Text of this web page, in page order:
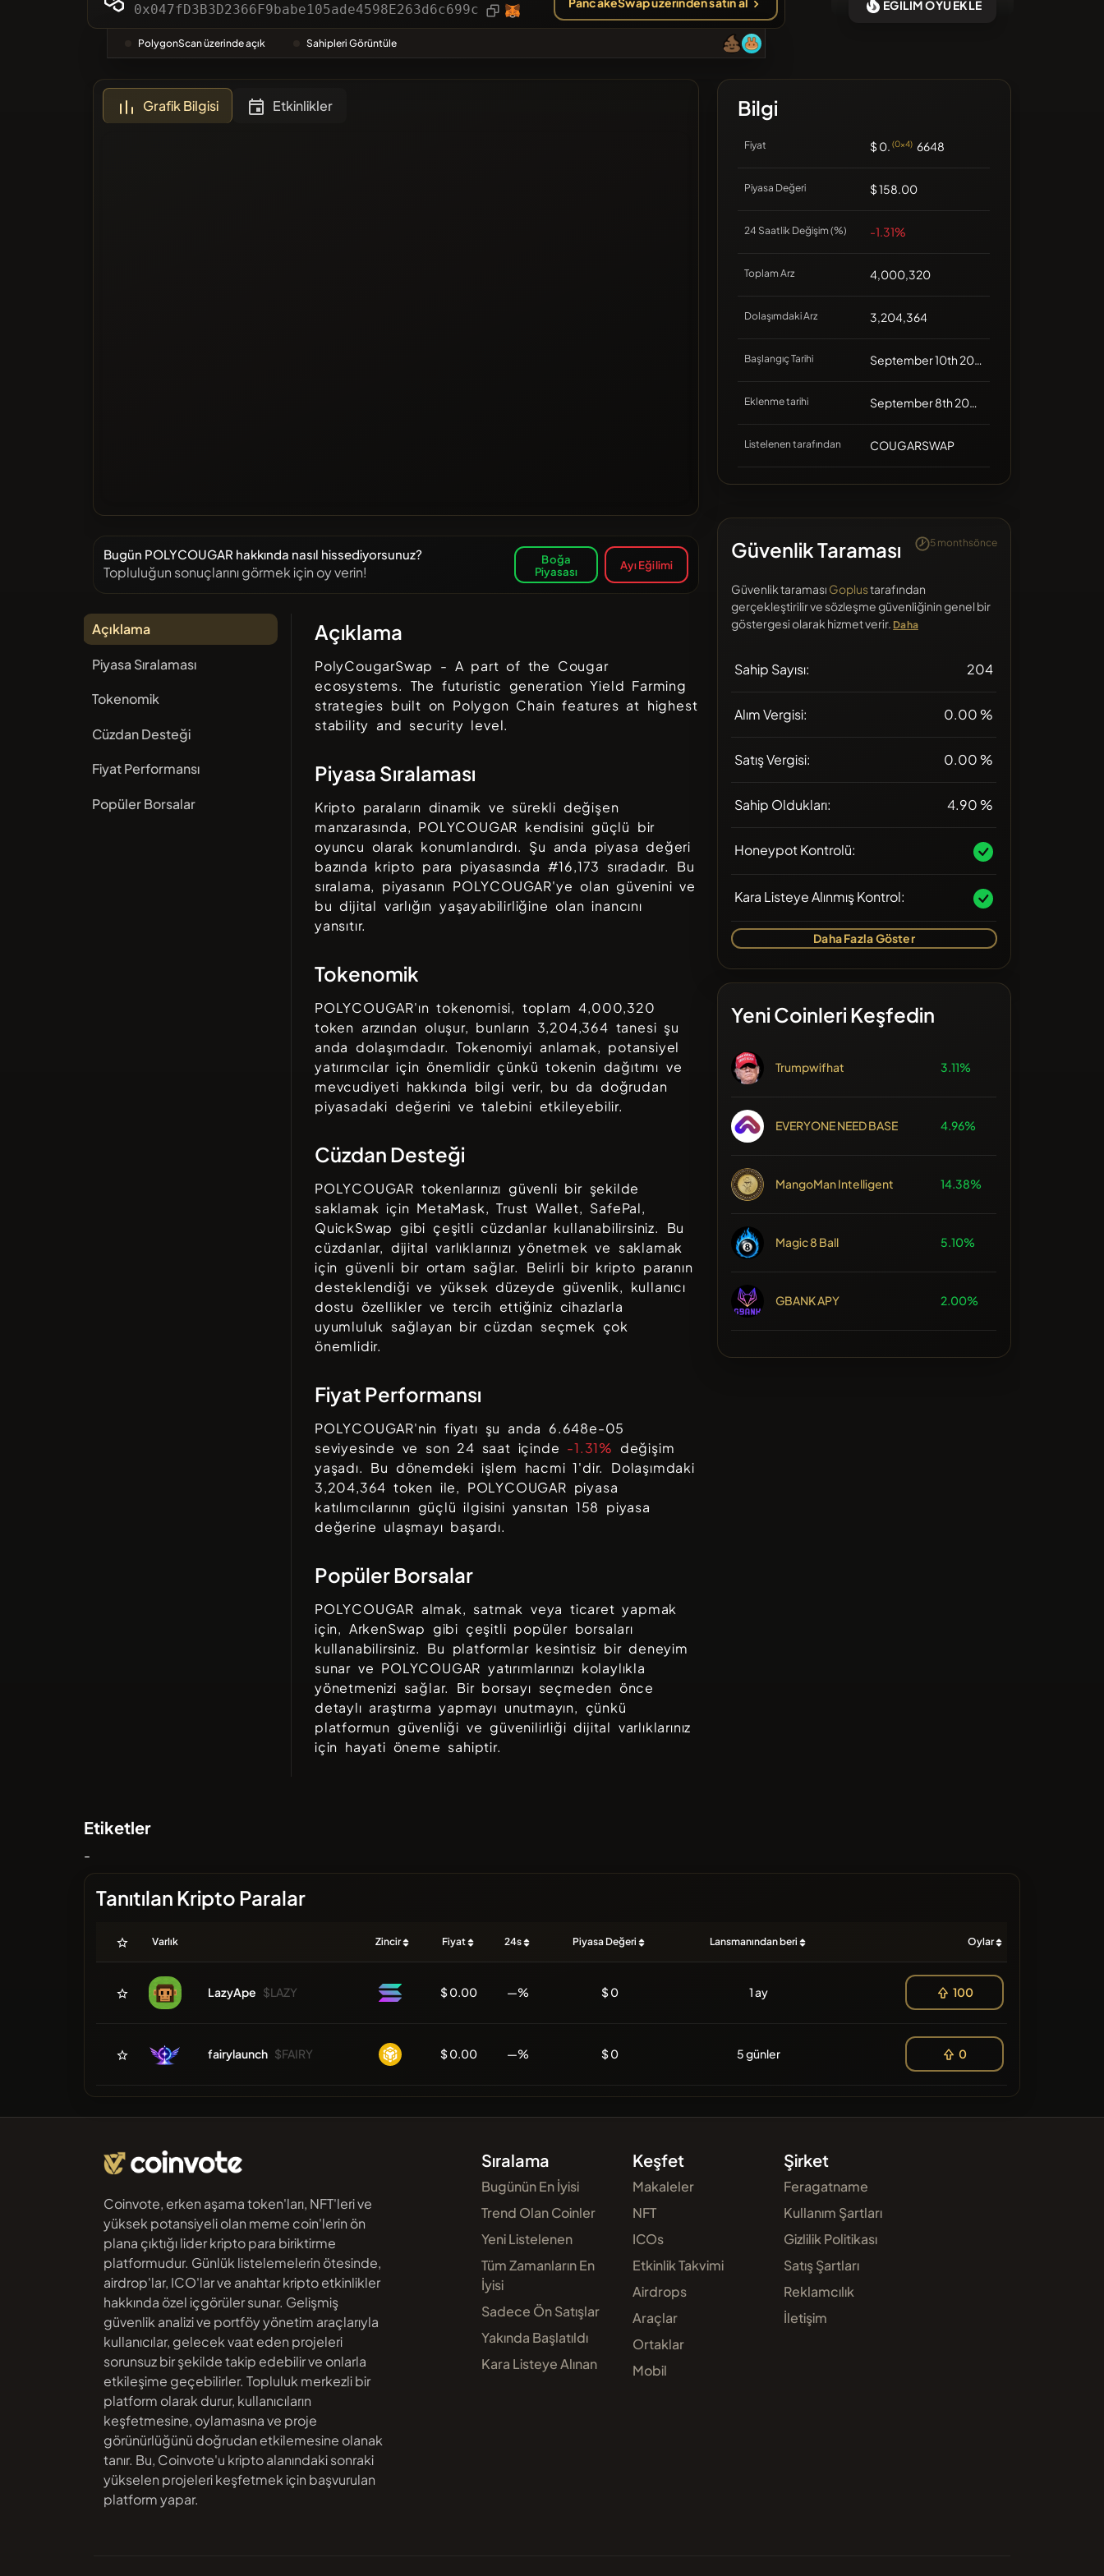
Kategoriler
En Çok Oy Alan
Kara Listeye Alınan
Makale ❌Son zamanlarda eklenen coin yok
0x047fD3B3D2366F9babe105ade4598E263d6c699c
PolygonScan üzerinde açık Sahipleri Görüntüle
EĞİLİM OYU EKLE
Grafik Bilgisi Etkinlikler
Bugün POLYCOUGAR hakkında nasıl hissediyorsunuz?
Topluluğun sonuçlarını görmek için oy verin!
Boğa
Piyasası
Ayı Eğilimi
Açıklama
Piyasa Sıralaması
Tokenomik
Cüzdan Desteği
Fiyat Performansı
Popüler Borsalar
Açıklama
PolyCougarSwap - A part of the Cougar
ecosystems. The futuristic generation Yield Farming
strategies built on Polygon Chain features at highest
stability and security level.
Piyasa Sıralaması
Kripto paraların dinamik ve sürekli değişen
manzarasında, POLYCOUGAR kendisini güçlü bir
oyuncu olarak konumlandırdı. Şu anda piyasa değeri
bazında kripto para piyasasında #16,173 sıradadır. Bu
sıralama, piyasanın POLYCOUGAR'ye olan güvenini ve
bu dijital varlığın yaşayabilirliğine olan inancını
yansıtır.
Tokenomik
POLYCOUGAR'ın tokenomisi, toplam4,000,320
token arzından oluşur, bunların 3,204,364 tanesi şu
anda dolaşımdadır. Tokenomiyi anlamak, potansiyel
yatırımcılar için önemlidir çünkü tokenin dağıtımı ve
mevcudiyeti hakkında bilgi verir, bu da doğrudan
piyasadaki değerini ve talebini etkileyebilir.
Cüzdan Desteği
POLYCOUGAR tokenlarınızı güvenli bir şekilde
saklamak için MetaMask, Trust Wallet, SafePal,
QuickSwap gibi çeşitli cüzdanlar kullanabilirsiniz. Bu
cüzdanlar, dijital varlıklarınızı yönetmek ve saklamak
için güvenli bir ortam sağlar. Belirli bir kripto paranın
desteklendiği ve yüksek düzeyde güvenlik, kullanıcı
dostu özellikler ve tercih ettiğiniz cihazlarla
uyumluluk sağlayan bir cüzdan seçmek çok
önemlidir.
Fiyat Performansı
POLYCOUGAR'nin fiyatı şu anda 6.648e-05
seviyesinde ve son 24 saat içinde -1.31% değişim
yaşadı. Bu dönemdeki işlem hacmi1'dir. Dolaşımdaki
3,204,364token ile, POLYCOUGAR piyasa
katılımcılarının güçlü ilgisini yansıtan 158 piyasa
değerine ulaşmayı başardı.
Popüler Borsalar
POLYCOUGAR almak, satmak veya ticaret yapmak
için, ArkenSwap gibi çeşitli popüler borsaları
kullanabilirsiniz. Bu platformlar kesintisiz bir deneyim
sunar ve POLYCOUGAR yatırımlarınızı kolaylıkla
yönetmenizi sağlar. Bir borsayı seçmeden önce
detaylı araştırma yapmayı unutmayın, çünkü
platformun güvenliği ve güvenilirliği dijital varlıklarınız
için hayati öneme sahiptir.
Bilgi
Fiyat $ 0. (0x4) 6648
Piyasa Değeri $ 158.00
24 Saatlik Değişim (%) -1.31%
Toplam Arz 4,000,320
Dolaşımdaki Arz 3,204,364
Başlangıç Tarihi September 10th 2021, 00:00
Eklenme tarihi September 8th 2021, 12:43
Listelenen tarafından COUGARSWAP
Güvenlik Taraması 5 monthsönce
Güvenlik taraması Goplustarafından
gerçekleştirilir ve sözleşme güvenliğinin genel bir
göstergesi olarak hizmet verir. Daha
Sahip Sayısı: 204
Alım Vergisi: 0.00 %
Satış Vergisi: 0.00 %
Sahip Oldukları: 4.90 %
Honeypot Kontrolü:
Kara Listeye Alınmış Kontrol:
Daha Fazla Göster
Yeni Coinleri Keşfedin
Trumpwifhat 3.11%
EVERYONE NEED BASE 4.96%
MangoMan Intelligent 14.38%
Magic 8 Ball 5.10%
GBANK APY 2.00%
Etiketler
-
Tanıtılan Kripto Paralar
Varlık Zincir Fiyat 24s Piyasa Değeri Lansmanından beri Oylar
LazyApe $LAZY $ 0.00 —% $ 0 1 ay 100
fairylaunch $FAIRY $ 0.00 —% $ 0 5 günler 0
Coinvote, erken aşama token'ları, NFT'leri ve
yüksek potansiyeli olan meme coin'lerin ön
plana çıktığı lider kripto para biriktirme
platformudur. Günlük listelemelerin ötesinde,
airdrop'lar, ICO'lar ve anahtar kripto etkinlikler
hakkında özel içgörüler sunar. Gelişmiş
güvenlik analizi ve portföy yönetim araçlarıyla
kullanıcılar, gelecek vaat eden projeleri
sorunsuz bir şekilde takip edebilir ve onlarla
etkileşime geçebilirler. Topluluk merkezli bir
platform olarak durur, kullanıcıların
keşfetmesine, oylamasına ve proje
görünürlüğünü doğrudan etkilemesine olanak
tanır. Bu, Coinvote'u kripto alanındaki sonraki
yükselen projeleri keşfetmek için başvurulan
platform yapar.
Sıralama
Bugünün En İyisi
Trend Olan Coinler
Yeni Listelenen
Tüm Zamanların En
İyisi
Sadece Ön Satışlar
Yakında Başlatıldı
Kara Listeye Alınan
Keşfet
Makaleler
NFT
ICOs
Etkinlik Takvimi
Airdrops
Araçlar
Ortaklar
Mobil
Şirket
Feragatname
Kullanım Şartları
Gizlilik Politikası
Satış Şartları
Reklamcılık
İletişim